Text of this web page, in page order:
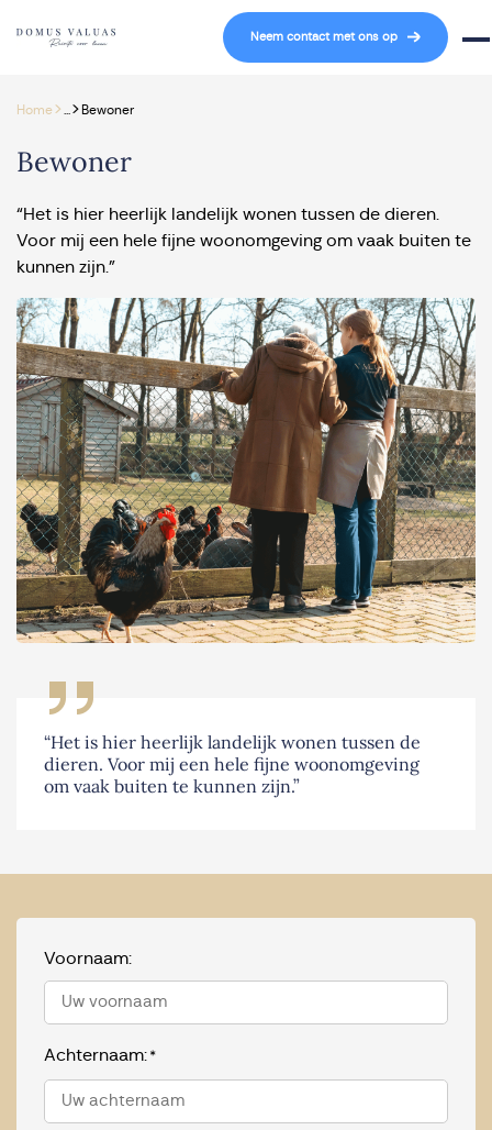
Navigatie overslaan
Neem contact met ons op
Home> > Bewoner
“Het is hier heerlijk landelijk wonen tussen de
dieren. Voor mij een hele fijne woonomgeving
om vaak buiten te kunnen zijn.”
Bewoner
“Het is hier heerlijk landelijk wonen tussen de dieren.
Voor mij een hele fijne woonomgeving om vaak buiten te
kunnen zijn.”
Voornaam:
Achternaam: *